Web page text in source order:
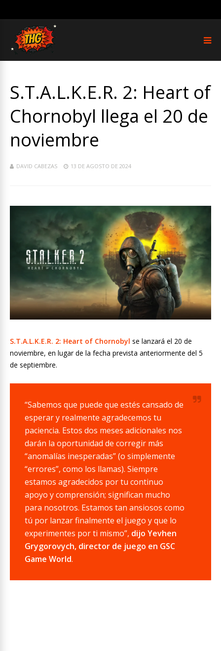
S.T.A.L.K.E.R. 2: Heart of
Chornobyl llega el 20 de
noviembre
DAVID CABEZAS 13 DE AGOSTO DE 2024
S.T.A.L.K.E.R. 2: Heart of Chornobyl se lanzará el 20 de
noviembre, en lugar de la fecha prevista anteriormente del 5
de septiembre.
“Sabemos que puede que estés cansado de
esperar y realmente agradecemos tu
paciencia. Estos dos meses adicionales nos
darán la oportunidad de corregir más
“anomalías inesperadas” (o simplemente
“errores”, como los llamas). Siempre
estamos agradecidos por tu continuo
apoyo y comprensión; significan mucho
para nosotros. Estamos tan ansiosos como
tú por lanzar finalmente el juego y que lo
experimentes por ti mismo”, dijo Yevhen
Grygorovych, director de juego en GSC
Game World.